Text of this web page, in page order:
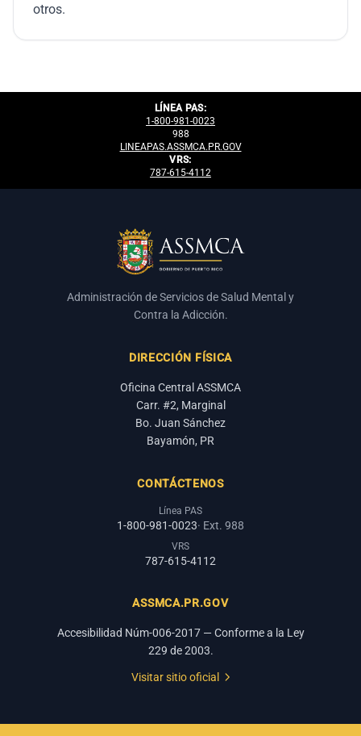
otros.
LÍNEA PAS:
1-800-981-0023
988
LINEAPAS.ASSMCA.PR.GOV
VRS:
787-615-4112
Administración de Servicios de Salud Mental y
Contra la Adicción.
DIRECCIÓN FÍSICA
Oficina Central ASSMCA
Carr. #2, Marginal
Bo. Juan Sánchez
Bayamón, PR
CONTÁCTENOS
Línea PAS
1-800-981-0023· Ext. 988
VRS
787-615-4112
ASSMCA.PR.GOV
Accesibilidad Núm-006-2017 — Conforme a la Ley
229 de 2003.
Visitar sitio oficial